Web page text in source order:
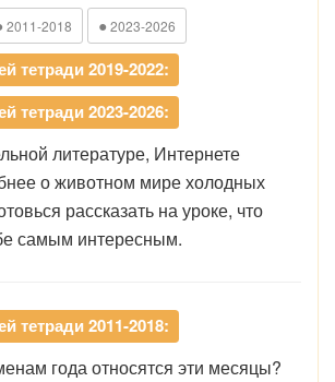
2011-2018 ● 2023-2026
тетради 2019-2022:
тетради 2023-2026:
литературе, Интернете
о животном мире холодных
рассказать на уроке, что
самым интересным.
тетради 2011-2018:
года относятся эти месяцы?